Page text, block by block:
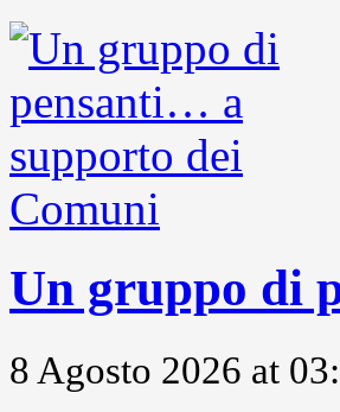
Un gruppo di
8 Agosto 2026 at